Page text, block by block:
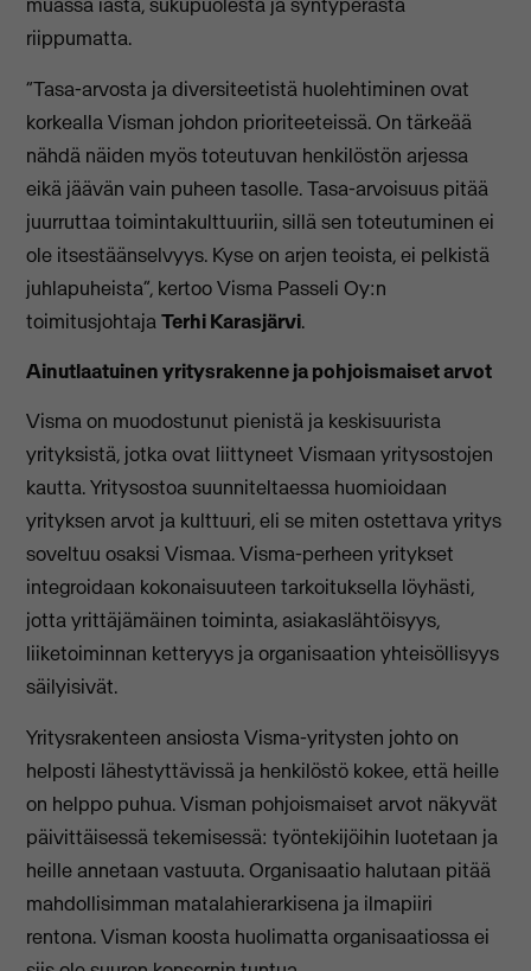
riippumatta.
“Tasa-arvosta ja diversiteetistä huolehtiminen ovat
korkealla Visman johdon prioriteeteissä. On tärkeää
nähdä näiden myös toteutuvan henkilöstön arjessa
eikä jäävän vain puheen tasolle. Tasa-arvoisuus pitää
juurruttaa toimintakulttuuriin, sillä sen toteutuminen ei
ole itsestäänselvyys. Kyse on arjen teoista, ei pelkistä
juhlapuheista”, kertoo Visma Passeli Oy:n
toimitusjohtajaTerhi Karasjärvi.
Ainutlaatuinen yritysrakenne ja pohjoismaiset arvot
Visma on muodostunut pienistä ja keskisuurista
yrityksistä, jotka ovat liittyneet Vismaan yritysostojen
kautta. Yritysostoa suunniteltaessa huomioidaan
yrityksen arvot ja kulttuuri, eli se miten ostettava yritys
soveltuu osaksi Vismaa. Visma-perheen yritykset
integroidaan kokonaisuuteen tarkoituksella löyhästi,
jotta yrittäjämäinen toiminta, asiakaslähtöisyys,
liiketoiminnan ketteryys ja organisaation yhteisöllisyys
säilyisivät.
Yritysrakenteen ansiosta Visma-yritysten johto on
helposti lähestyttävissä ja henkilöstö kokee, että heille
on helppo puhua. Visman pohjoismaiset arvot näkyvät
päivittäisessä tekemisessä: työntekijöihin luotetaan ja
heille annetaan vastuuta. Organisaatio halutaan pitää
mahdollisimman matalahierarkisena ja ilmapiiri
rentona. Visman koosta huolimatta organisaatiossa ei